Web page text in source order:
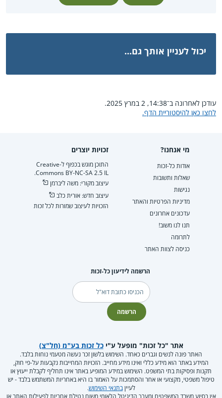
יכול לעניין אותך גם...
עודכן לאחרונה ב־14:38, 2 במרץ 2025.
לחצו כאן להיסטוריית הדף.
מי אנחנו?
אודות כל-זכות
שאלות ותשובות
נגישות
מדיניות הפרטיות והאתר
עדכונים אחרונים
תנו לנו משוב!
לתרומה
כניסה לצוות האתר
זכויות יוצרים
התוכן מוגש בכפוף ל-Creative
Commons BY-NC-SA 2.5 IL.
עיצוב מקורי: משה ליברמן
עיצוב חדש: אורית כלב
הזכויות לעיצוב שמורות לכל זכות
הרשמה לידיעון כל-זכות
דוא"ל
הרשמה
אתר "כל זכות" מופעל ע"יכל זכות בע"מ (חל"צ)
האתר פונה לנשים וגברים כאחד. השימוש בלשון זכר נעשה מטעמי נוחות בלבד.
המידע באתר הוא מידע כללי ואינו מידע מחייב. הזכויות המחייבות נקבעות על-פי חוק,
תקנות ופסיקות בתי המשפט. השימוש במידע המופיע באתר אינו תחליף לקבלת ייעוץ או
טיפול משפטי, מקצועי או אחר והסתמכות על האמור בו היא באחריות המשתמש בלבד - יש
לעייןבתנאי השימוש.